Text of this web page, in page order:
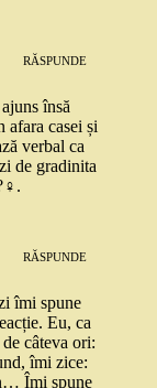
RĂSPUNDE
însă
afara casei și
verbal ca
de gradinita
RĂSPUNDE
îmi spune
Eu, ca
câteva ori:
îmi zice:
Îmi spune